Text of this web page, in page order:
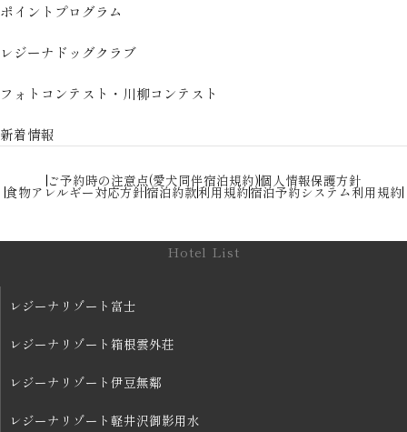
ポイントプログラム
レジーナドッグクラブ
フォトコンテスト・川柳コンテスト
新着情報
ご予約時の注意点(愛犬同伴宿泊規約)個人情報保護方針
食物アレルギー対応方針宿泊約款利用規約宿泊予約システム利用規約
Hotel List
レジーナリゾート富士
レジーナリゾート箱根雲外荘
レジーナリゾート伊豆無鄰
レジーナリゾート軽井沢御影用水